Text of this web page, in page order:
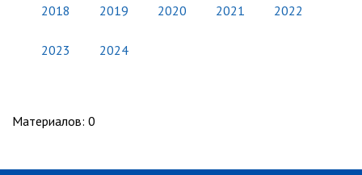
2018 2019 2020 2021 2022
2023 2024
Материалов: 0